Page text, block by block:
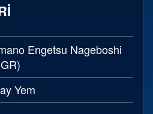
Engetsu Nageboshi
Yem